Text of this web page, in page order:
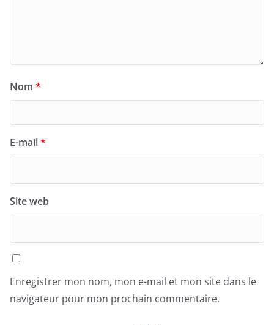
Nom *
E-mail*
Site web
Enregistrer mon nom, mon e-mail et mon site dans le
navigateur pour mon prochain commentaire.